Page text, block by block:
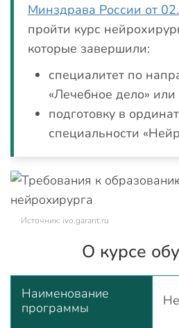
Минздрава России от
пройти курс
которые завершили:
специалитет по
«Лечебное дело»
подготовку в
специальности
Источник: ivo.garant.ru
О курсе
Наименование
программы